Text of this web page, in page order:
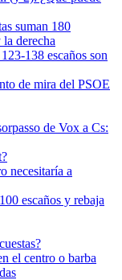
suman 180
derecha
138 escaños son
de mira del PSOE
de Vox a Cs:
necesitaría a
escaños y rebaja
el centro o barba